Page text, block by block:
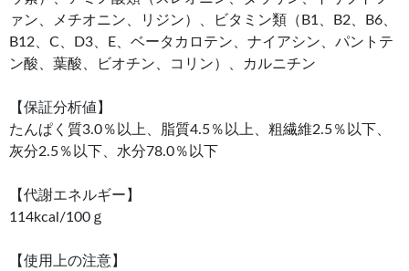
ァン、メチオニン、リジン）、ビタミン類（B1、B2、B6、
B12、C、D3、E、ベータカロテン、ナイアシン、パントテ
ン酸、葉酸、ビオチン、コリン）、カルニチン
【保証分析値】
たんぱく質3.0％以上、脂質4.5％以上、粗繊維2.5％以下、
灰分2.5％以下、水分78.0％以下
【代謝エネルギー】
114kcal/100ｇ
【使用上の注意】